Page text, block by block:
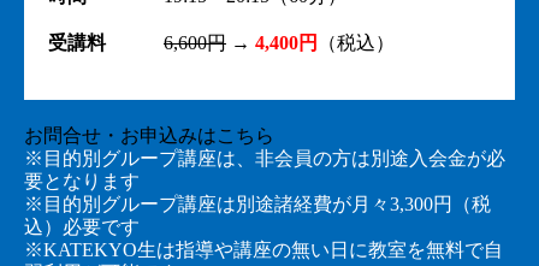
受講料 6,600円 → 4,400円 （税込）
お問合せ・お申込みはこちら
※目的別グループ講座は、非会員の方は別途入会金が必
要となります
※目的別グループ講座は別途諸経費が月々3,300円（税
込）必要です
※KATEKYO生は指導や講座の無い日に教室を無料で自